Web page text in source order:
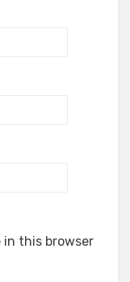
in this browser